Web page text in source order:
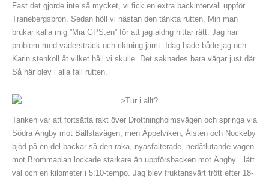
Fast det gjorde inte så mycket, vi fick en extra backintervall uppför
Tranebergsbron. Sedan höll vi nästan den tänkta rutten. Min man
brukar kalla mig ”Mia GPS:en” för att jag aldrig hittar rätt. Jag har
problem med vädersträck och riktning jämt. Idag hade både jag och
Karin stenkoll åt vilket håll vi skulle. Det saknades bara vägar just där.
Så här blev i alla fall rutten.
Tanken var att fortsätta rakt över Drottningholmsvägen och springa via
Södra Ängby mot Bällstavägen, men Äppelviken, Ålsten och Nockeby
bjöd på en del backar så den raka, nyasfalterade, nedåtlutande vägen
mot Brommaplan lockade starkare än uppförsbacken mot Ängby…lätt
val och en kilometer i 5:10-tempo. Jag blev fruktansvärt trött efter 18-